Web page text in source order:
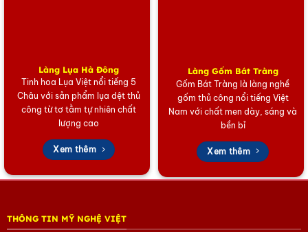
Làng Lụa Hà Đông
Tinh hoa Lụa Việt nổi tiếng 5
Châu với sản phẩm lụa dệt thủ
công từ tơ tằm tự nhiên chất
lượng cao
Xem thêm
Làng Gốm Bát Tràng
Gốm Bát Tràng là làng nghề
gốm thủ công nổi tiếng Việt
Nam với chất men dày, sáng và
bền bỉ
Xem thêm
THÔNG TIN MỸ NGHỆ VIỆT